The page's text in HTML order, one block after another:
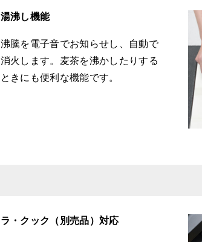
湯沸し機能
沸騰を電子音でお知らせし、自動で
消火します。麦茶を沸かしたりする
ときにも便利な機能です。
ラ・クック（別売品）対応